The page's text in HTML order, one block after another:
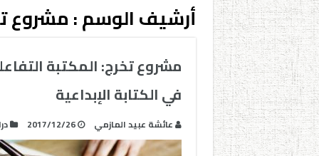
أرشيف الوسم :مشروع
مشروع تخرج: المكتبة
في الكتابة الإبداعية
عائشة عبيد المازمي 2017/12/26